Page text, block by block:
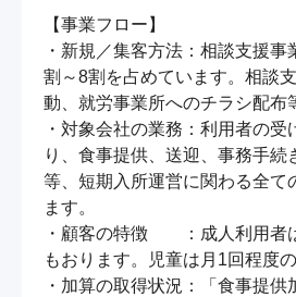
【事業フロー】
・新規／集客方法：相談支援事
割～8割を占めています。相談
動、就労事業所へのチラシ配布
・対象会社の業務：利用者の
り、食事提供、送迎、事務手続
等、短期入所運営に関わる全て
ます。
・顧客の特徴　　：成人利用
もおります。児童は月1回程度
・加算の取得状況：「食事提供